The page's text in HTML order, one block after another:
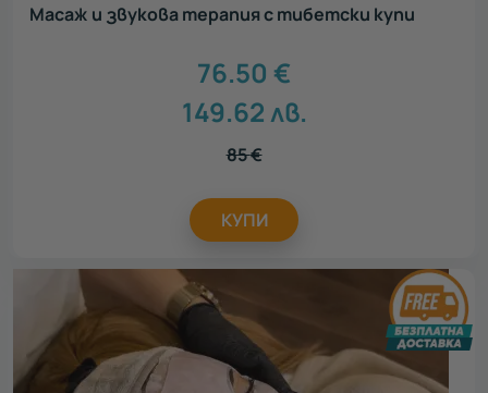
Масаж и звукова терапия с тибетски купи
76.50 €
149.62лв.
85€
КУПИ